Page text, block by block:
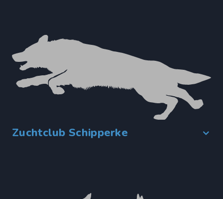
Zuchtclub Schipperke